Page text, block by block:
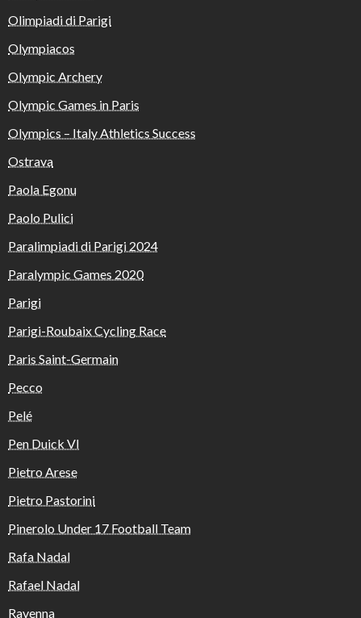
Olimpiadi di Parigi
Olympiacos
Olympic Archery
Olympic Games in Paris
Olympics – Italy Athletics Success
Ostrava
Paola Egonu
Paolo Pulici
Paralimpiadi di Parigi 2024
Paralympic Games 2020
Parigi
Parigi-Roubaix Cycling Race
Paris Saint-Germain
Pecco
Pelé
Pen Duick VI
Pietro Arese
Pietro Pastorini
Pinerolo Under 17 Football Team
Rafa Nadal
Rafael Nadal
Ravenna